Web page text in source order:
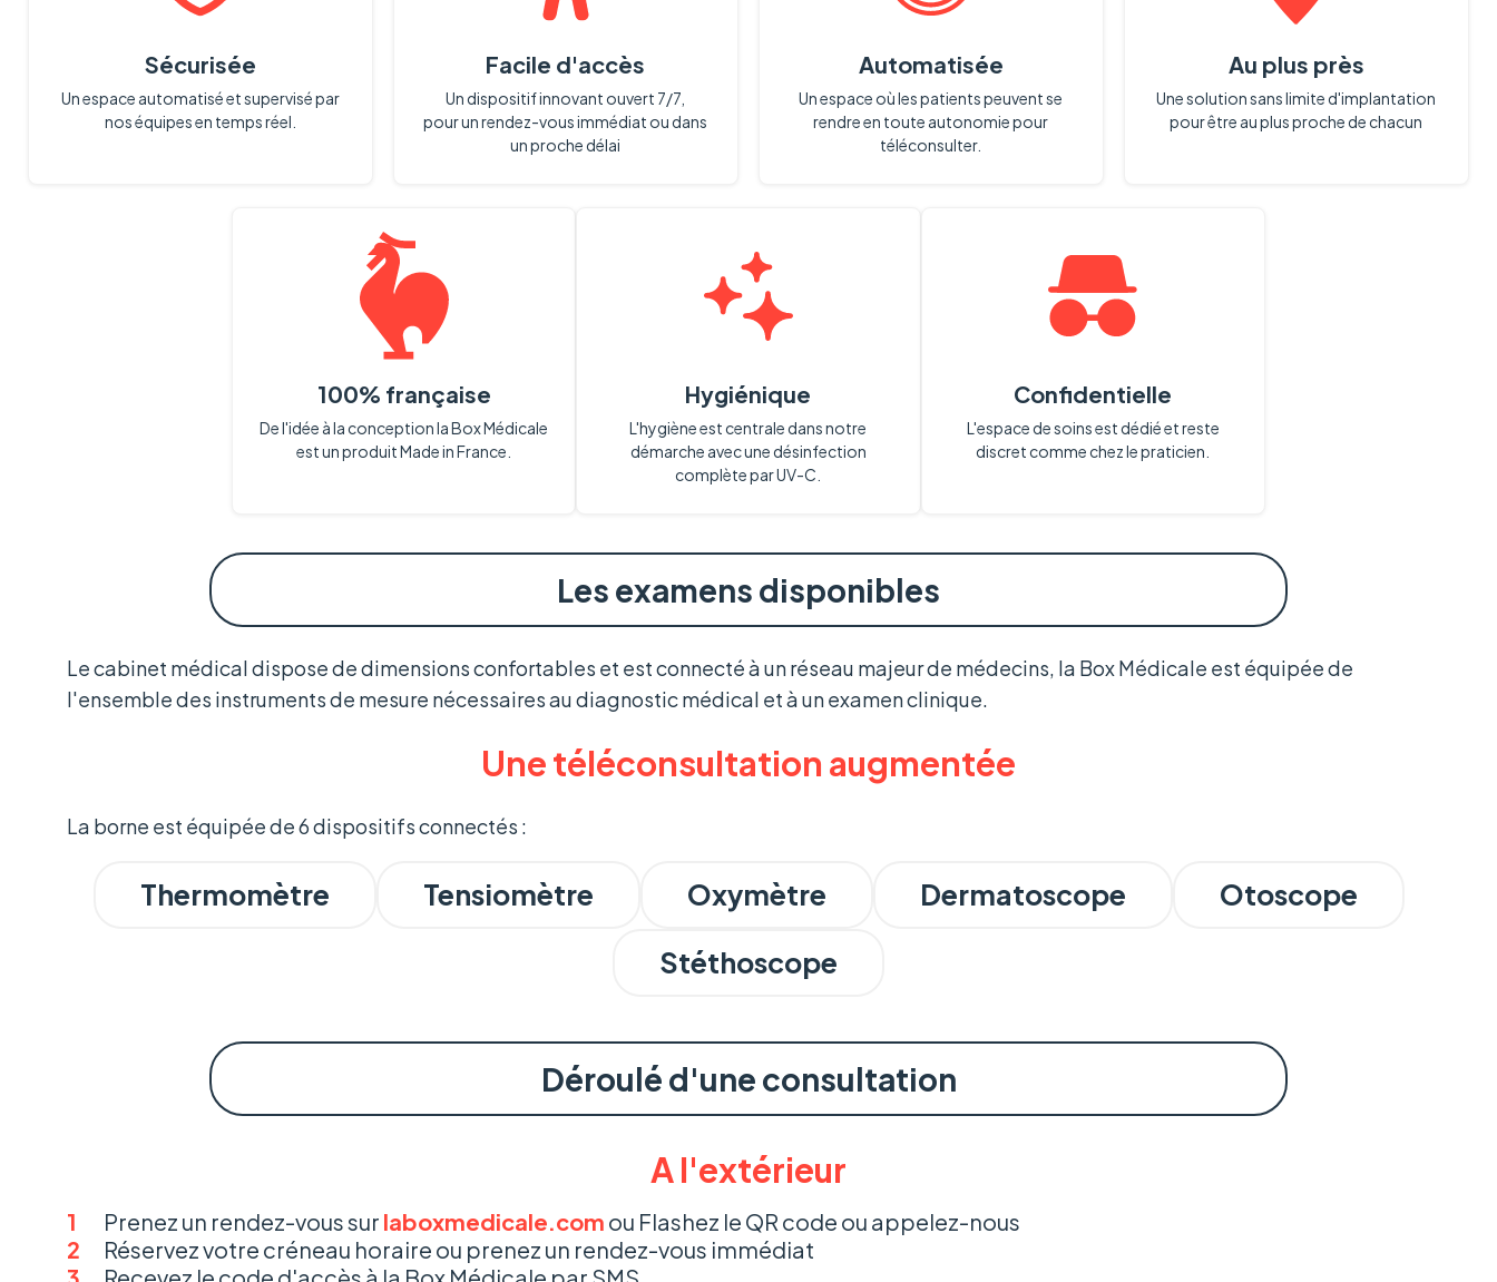
Sécurisée
Un espace automatisé et supervisé par
nos équipes en temps réel.
Facile d'accès
Un dispositif innovant ouvert 7/7,
pour un rendez-vous immédiat ou dans
un proche délai
Automatisée
Un espace où les patients peuvent se
rendre en toute autonomie pour
téléconsulter.
Au plus près
Une solution sans limite d'implantation
pour être au plus proche de chacun
100% française
De l'idée à la conception la Box Médicale
est un produit Made in France.
Hygiénique
L'hygiène est centrale dans notre
démarche avec une désinfection
complète par UV-C.
Confidentielle
L'espace de soins est dédié et reste
discret comme chez le praticien.
Les examens disponibles
Le cabinet médical dispose de dimensions confortables et est connecté à un réseau majeur de médecins, la Box Médicale est équipée de
l'ensemble des instruments de mesure nécessaires au diagnostic médical et à un examen clinique.
Une téléconsultation augmentée
La borne est équipée de 6 dispositifs connectés :
Thermomètre Tensiomètre Oxymètre Dermatoscope
Otoscope
Stéthoscope
Déroulé d'une consultation
A l'extérieur
1 Prenez un rendez-vous sur laboxmedicale.com ou Flashez le QR code ou appelez-nous
2
Réservez votre créneau horaire ou prenez un rendez-vous immédiat